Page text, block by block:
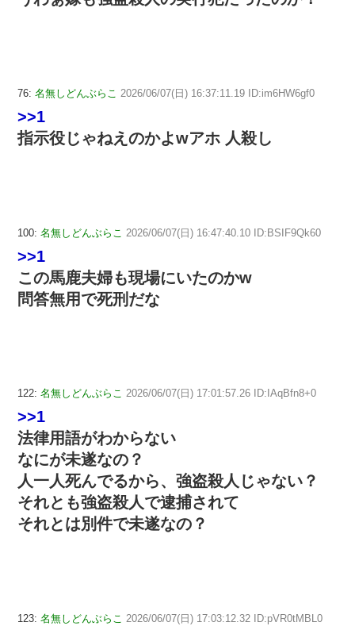
76: 名無しどんぶらこ 2026/06/07(日) 16:37:11.19 ID:im6HW6gf0
>>1
指示役じゃねえのかよwアホ 人殺し
100: 名無しどんぶらこ 2026/06/07(日) 16:47:40.10 ID:BSIF9Qk60
>>1
この馬鹿夫婦も現場にいたのかw
問答無用で死刑だな
122: 名無しどんぶらこ 2026/06/07(日) 17:01:57.26 ID:IAqBfn8+0
>>1
法律用語がわからない
なにが未遂なの？
人一人死んでるから、強盗殺人じゃない？
それとも強盗殺人で逮捕されて
それとは別件で未遂なの？
123: 名無しどんぶらこ 2026/06/07(日) 17:03:12.32 ID:pVR0tMBL0